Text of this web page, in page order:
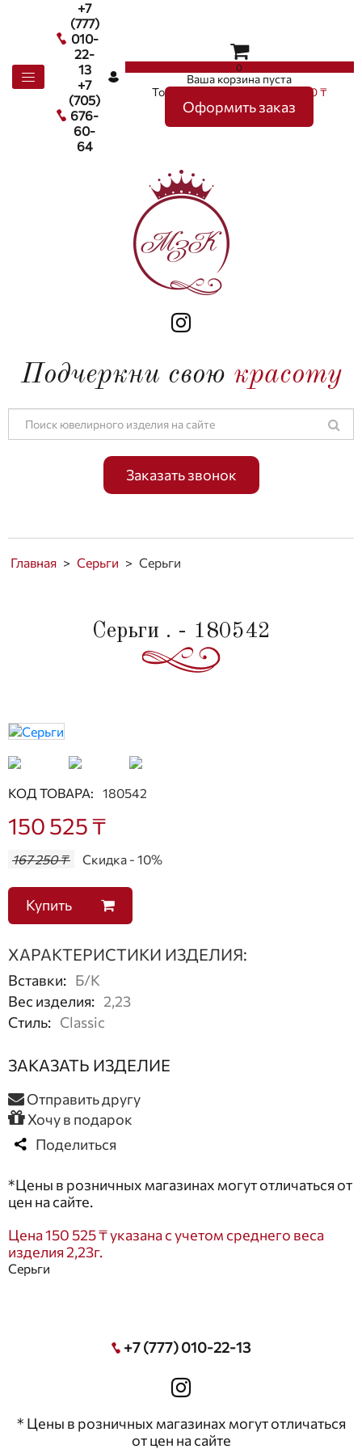
+7
(777)
010-
22-
13
+7
(705)
676-
60-
64
0
Ваша корзина пуста
Товаров в корзине
на сумму0 ₸
Оформить заказ
Подчеркни свою красоту
Заказать звонок
Главная > Серьги > Серьги
Серьги . - 180542
КОД ТОВАРА: 180542
150 525 ₸
167 250 ₸ Скидка - 10%
Купить
ХАРАКТЕРИСТИКИ ИЗДЕЛИЯ:
Вставки: Б/К
Вес изделия: 2,23
Стиль: Classic
ЗАКАЗАТЬ ИЗДЕЛИЕ
Отправить другу
Хочу в подарок
Поделиться
*Цены в розничных магазинах могут отличаться от
цен на сайте.
Цена 150 525 ₸ указана с учетом среднего веса
изделия 2,23г.
Серьги
+7 (777) 010-22-13
* Цены в розничных магазинах могут отличаться
от цен на сайте